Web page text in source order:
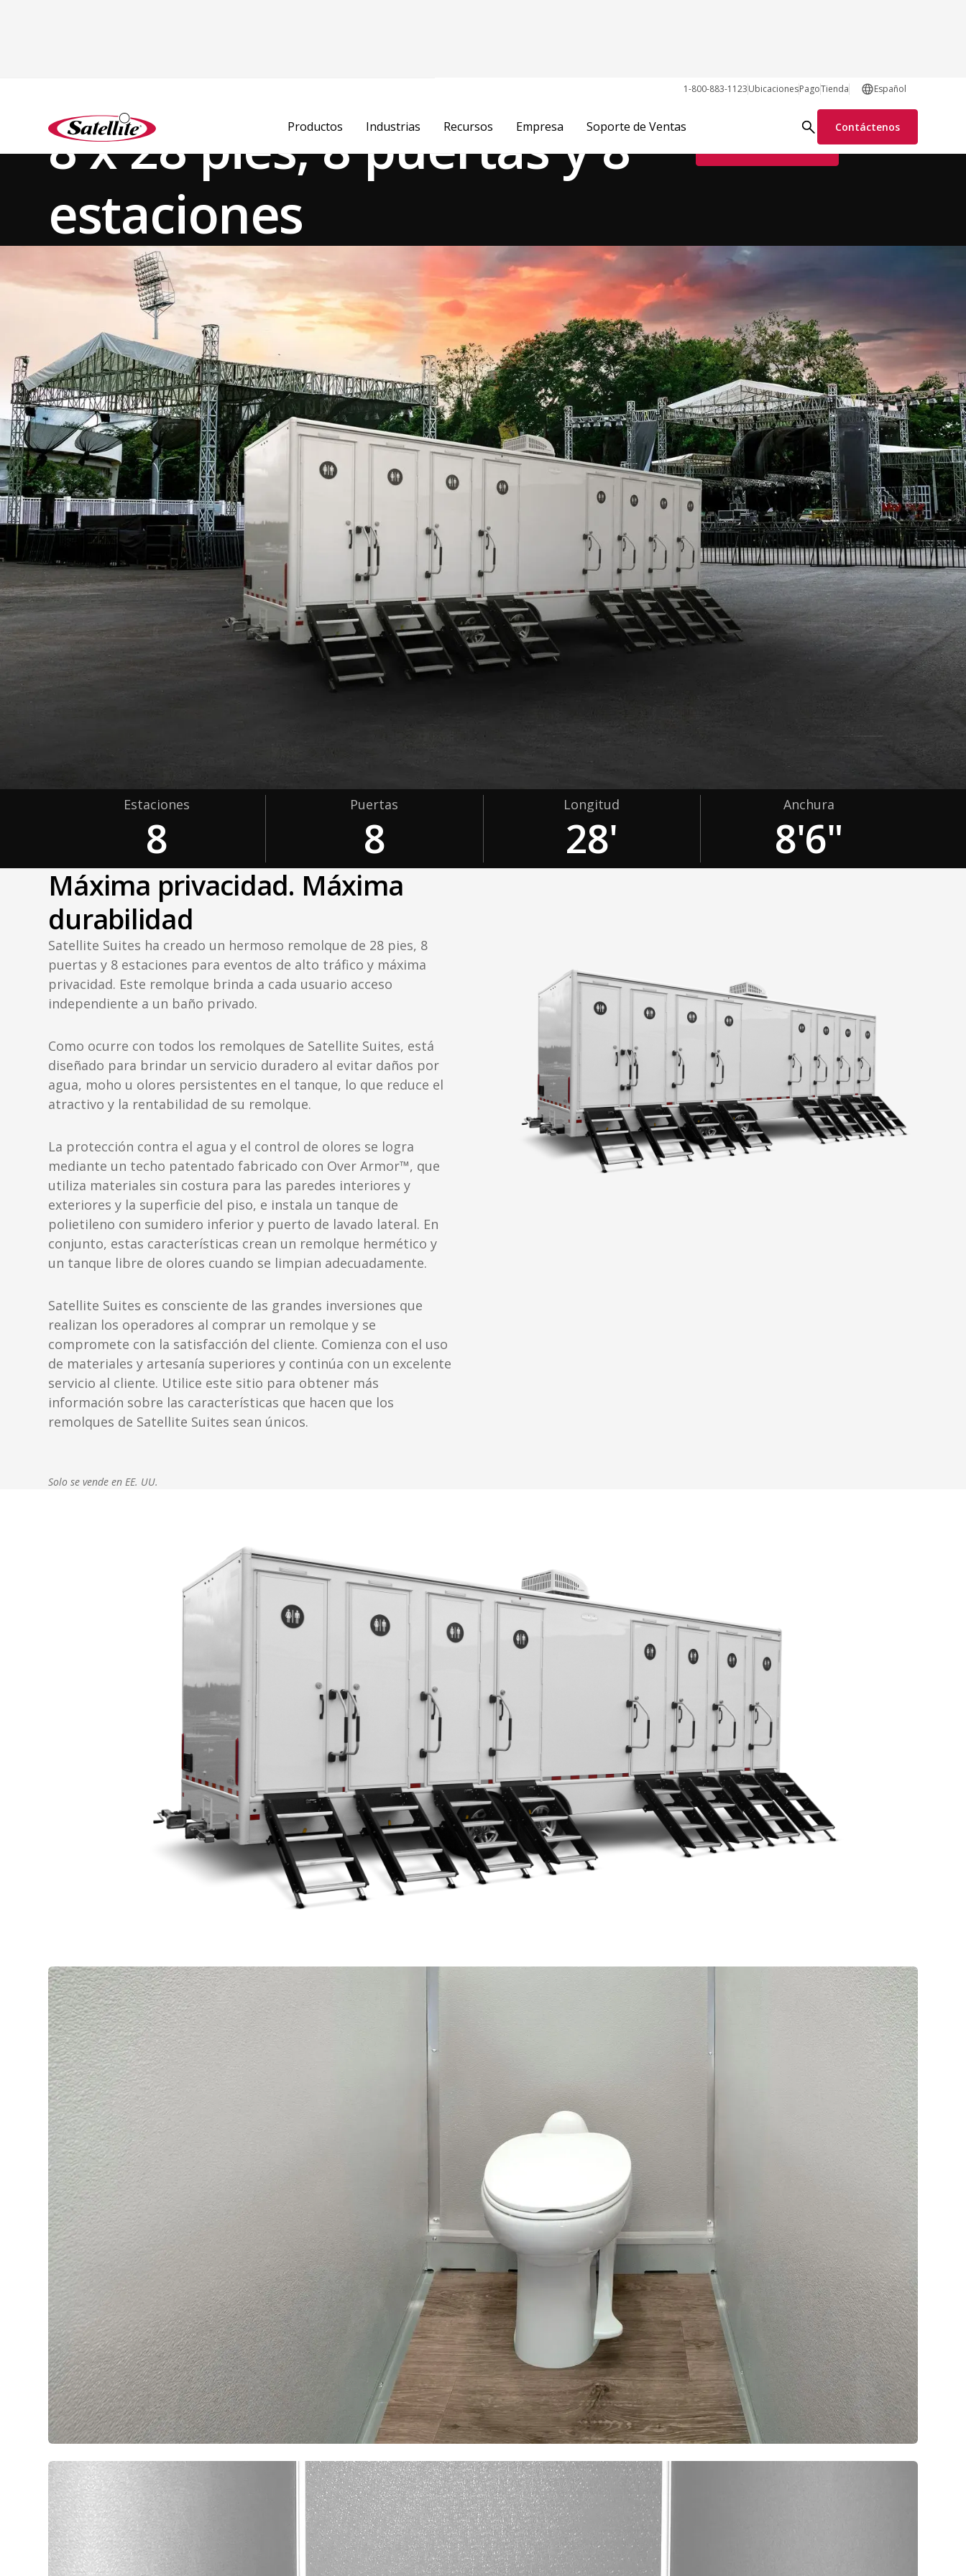
1-800-883-1123UbicacionesPagoTienda Español
Productos Industrias Recursos Empresa Soporte de Ventas Contáctenos
8 x 28 pies, 8 puertas y 8
estaciones
Solicitar información
Estaciones
8
Puertas
8
Longitud
28'
Anchura
8'6"
Máxima privacidad. Máxima
durabilidad
Satellite Suites ha creado un hermoso remolque de 28 pies, 8
puertas y 8 estaciones para eventos de alto tráfico y máxima
privacidad. Este remolque brinda a cada usuario acceso
independiente a un baño privado.
Como ocurre con todos los remolques de Satellite Suites, está
diseñado para brindar un servicio duradero al evitar daños por
agua, moho u olores persistentes en el tanque, lo que reduce el
atractivo y la rentabilidad de su remolque.
La protección contra el agua y el control de olores se logra
mediante un techo patentado fabricado con Over Armor™, que
utiliza materiales sin costura para las paredes interiores y
exteriores y la superficie del piso, e instala un tanque de
polietileno con sumidero inferior y puerto de lavado lateral. En
conjunto, estas características crean un remolque hermético y
un tanque libre de olores cuando se limpian adecuadamente.
Satellite Suites es consciente de las grandes inversiones que
realizan los operadores al comprar un remolque y se
compromete con la satisfacción del cliente. Comienza con el uso
de materiales y artesanía superiores y continúa con un excelente
servicio al cliente. Utilice este sitio para obtener más
información sobre las características que hacen que los
remolques de Satellite Suites sean únicos.
Solo se vende en EE. UU.